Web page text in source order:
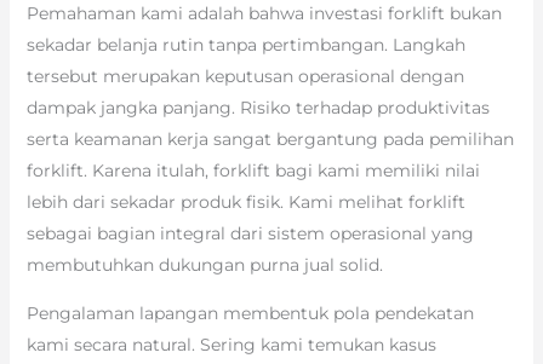
Pemahaman kami adalah bahwa investasi forklift bukan
sekadar belanja rutin tanpa pertimbangan. Langkah
tersebut merupakan keputusan operasional dengan
dampak jangka panjang. Risiko terhadap produktivitas
serta keamanan kerja sangat bergantung pada pemilihan
forklift. Karena itulah, forklift bagi kami memiliki nilai
lebih dari sekadar produk fisik. Kami melihat forklift
sebagai bagian integral dari sistem operasional yang
membutuhkan dukungan purna jual solid.
Pengalaman lapangan membentuk pola pendekatan
kami secara natural. Sering kami temukan kasus